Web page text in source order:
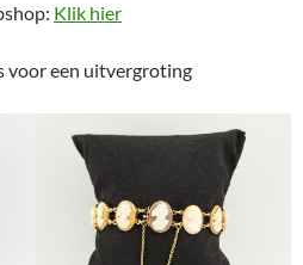
Klik hier
voor een uitvergroting